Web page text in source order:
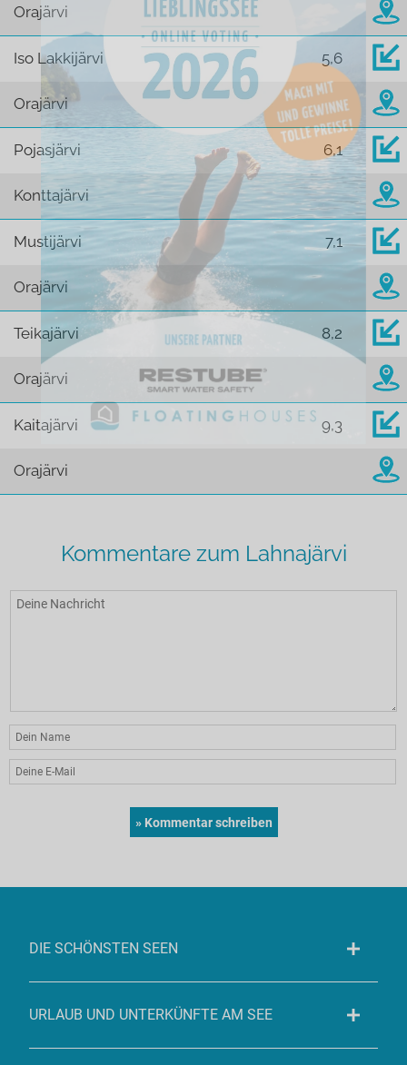
Orajärvi
Iso Lakkijärvi 5,6
Orajärvi
Pojasjärvi 6,1
Konttajärvi
Mustijärvi 7,1
Orajärvi
Teikajärvi 8,2
Orajärvi
Kaitajärvi 9,3
Orajärvi
Kommentare zum Lahnajärvi
DIE SCHÖNSTEN SEEN
URLAUB UND UNTERKÜNFTE AM SEE